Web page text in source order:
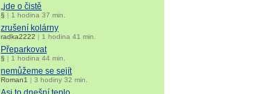
„jde o čistě
§ | 1 hodina 37 min.
zrušení kolárny
radka2222 | 1 hodina 41 min.
Přeparkovat
§ | 1 hodina 44 min.
nemůžeme se sejít
Roman1 |3 hodiny 32 min.